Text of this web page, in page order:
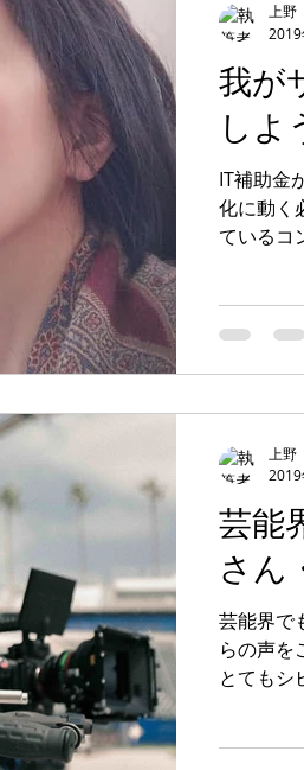
我が
しよ
IT補助金
化に動く
ているコ
上
芸能
さん
芸能界で
らの声
とてもシビアです。 そんな
上